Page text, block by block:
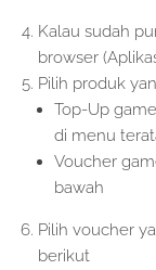
Kalau sudah
browser
Pilih produk
Top-Up
di menu
Voucher
bawah
Pilih voucher
berikut